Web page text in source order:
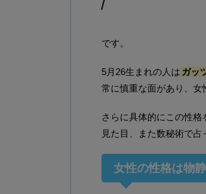
です。
5月26生まれの人は ガッ
常に慎重な面があり、女
さらに具体的にこの性
見た目、また数秘術で占
女性の性格は物